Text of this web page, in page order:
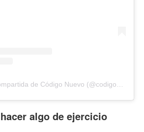
algo de ejercicio